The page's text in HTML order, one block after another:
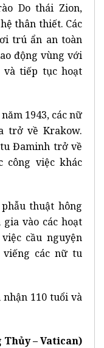
Do thái Zion,
thân thiết. Các
trú ẩn an toàn
động vùng với
và tiếp tục hoạt
1943, các nữ
trở về Krakow.
Đaminh trở về
công việc khác
thuật hông
vào các hoạt
cầu nguyện
các nữ tu
nhận 110 tuổi và
Thủy – Vatican)